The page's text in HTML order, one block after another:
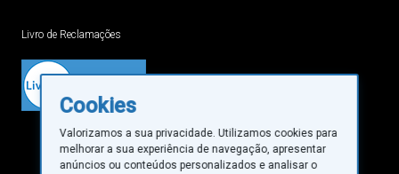
Livro de Reclamações
Cookies
Valorizamos a sua privacidade. Utilizamos cookies para
melhorar a sua experiência de navegação, apresentar
anúncios ou conteúdos personalizados e analisar o